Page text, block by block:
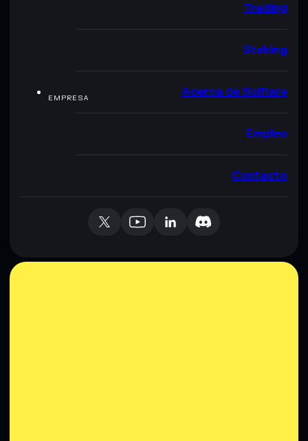
Trading
Staking
EMPRESA Acerca de Solflare
Empleo
Contacto